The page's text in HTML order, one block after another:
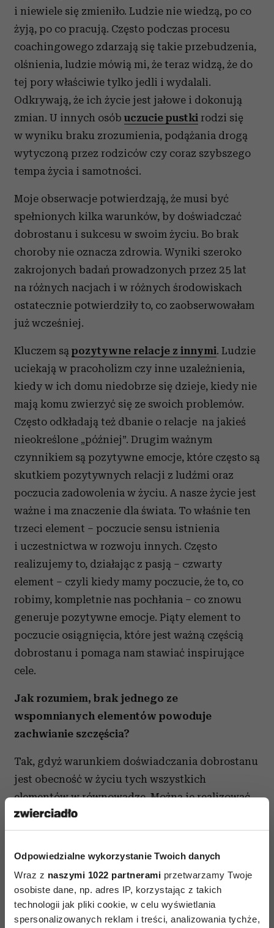
Odpowiedzialne wykorzystanie Twoich danych
Wraz z naszymi 1022 partnerami przetwarzamy Twoje
osobiste dane, np. adres IP, korzystając z takich
technologii jak pliki cookie, w celu wyświetlania
spersonalizowanych reklam i treści, analizowania tychże,
i niewiele się zmieniło. Ludzie nie wiedzą, po co
żyją, po co pracują. Często podczas procesu
coachingowego zdarzają się takie przebudzenia,
olśnienia, ludzie mówią mi, że teraz widzą, że do
tej pory właściwie tylko jedli i wydalali.
Odkrywają, że ich życie jest jałowe i dokonują
zmian. U innych osób uczucie pustki rodzi się
w wyniku braku zrozumienia, podążania drogą
wytyczoną przez rodziców czy coraz szybszego
tempa życia i samotności.
Moje obserwacje potwierdzają, że musi być
spełnionych kilka warunków, by doświadczać
dobrostanu i sukcesu w swoim życiu. Bo brak
choroby nie oznacza zdrowia. Wyniki szeroko
zakrojonych badań prowadzonych przez 25 lat
na różnych nacjach i w różnych środowiskach
ostatecznie potwierdziły to, co zaobserwowałam
już wcześniej.
Kluczem są pozytywne relacje z innymi. Ludzie
uciekają w pracoholizm czy inne uzależnienia,
kiedy w ich domu niedobrze się dzieje, kiedy nie
mają komu zwierzyć się ze swoich problemów.
Często odkładają też dbanie o relacje na jakieś
nieokreślone „później”. Drugim ważnym
czynnikiem są pozytywne emocje, które często są
skutkiem pozytywnych relacji z ludźmi oraz
poczucia zadowolenia w życiu. A nasze życie jest
ważne i ma znaczenie dla świata. To właśnie ten
trzeci element – poczucie sensu istnienia
i uczestnictwa w rozwoju innych. Często
realizujemy to, działając z pasją – czwarty
element – czyli kiedy mamy poczucie, że to, co
robimy, kompletnie nas pochłania – co znowu
generuje pozytywne emocje. Piąty element to
poczucie osiągnięcia, które jest ważną częścią
dobrostanu i pomaga nam stawiać inspirujące
cele.
Jak rozumiem, brak jednego ze
wspomnianych elementów powoduje
zachwianie szczęścia?
Tak, gdyż warunkiem doświadczania dobrostanu
jest obecność w życiu tych wszystkich
elementów w równowadze. Można je realizować
niezależnie od siebie i mieć wymierne efekty, ale
dopiero realizacja wszystkich równocześnie
pozwala doświadczyć uczucia dobrostanu
bogactwa. Kiedy brakuje jakiegoś elementu, to
tak jakby brakowało jakiejś cząstki nas. Wtedy
właśnie ludzie uciekają w pracę, używki,